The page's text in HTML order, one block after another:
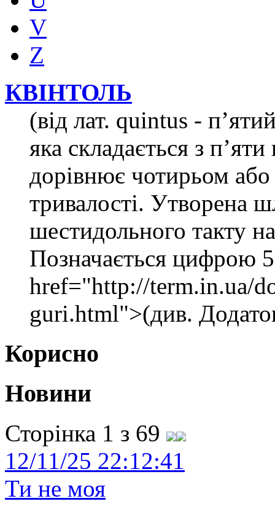
V
Z
КВІНТОЛЬ
(від лат. quintus -
яка складається з
дорівнює чотирьом
тривалості. Утворена
шестидольного такту
Позначається цифрою
href="http://term.in.ua/
guri.html">(див.
Корисно
Новини
Сторінка 1 з 69
12/11/25 22:12:41
Ти не моя